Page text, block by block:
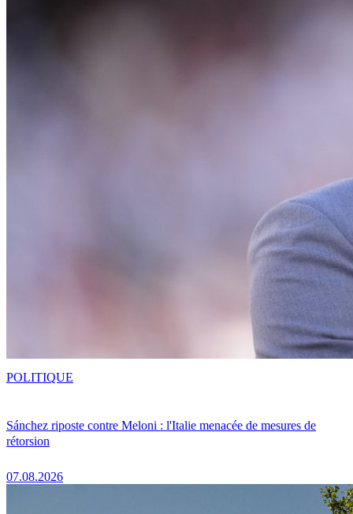
Sánchez riposte contre Meloni : l'Italie menacée de mesures de
rétorsion
07.08.2026
POLITIQUE